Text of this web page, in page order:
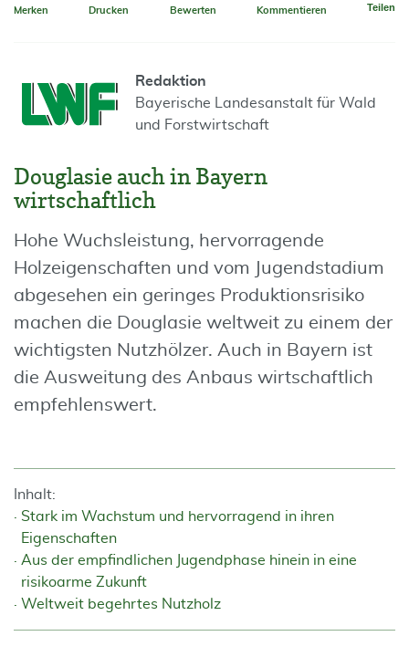
Merken Drucken Bewerten Kommentieren Teilen
Redaktion
Bayerische Landesanstalt für Wald
und Forstwirtschaft
Douglasie auch in Bayern
wirtschaftlich
Hohe Wuchsleistung, hervorragende
Holzeigenschaften und vom Jugendstadium
abgesehen ein geringes Produktionsrisiko
machen die Douglasie weltweit zu einem der
wichtigsten Nutzhölzer. Auch in Bayern ist
die Ausweitung des Anbaus wirtschaftlich
empfehlenswert.
Inhalt:
Stark im Wachstum und hervorragend in ihren
Eigenschaften
Aus der empfindlichen Jugendphase hinein in eine
risikoarme Zukunft
Weltweit begehrtes Nutzholz